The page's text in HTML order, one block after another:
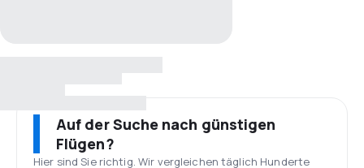
Auf der Suche nach günstigen
Flügen?
Hier sind Sie richtig. Wir vergleichen täglich Hunderte